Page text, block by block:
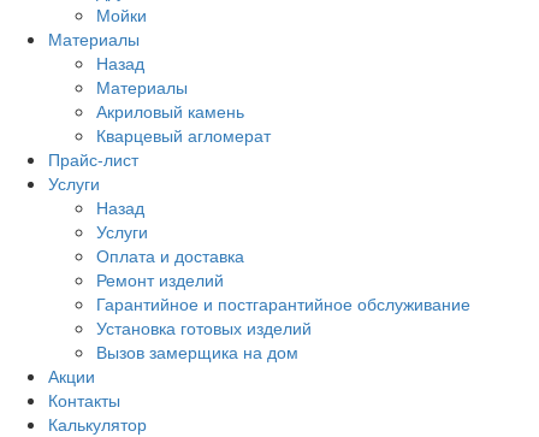
Мойки
Материалы
Назад
Материалы
Акриловый камень
Кварцевый агломерат
Прайс-лист
Услуги
Назад
Услуги
Оплата и доставка
Ремонт изделий
Гарантийное и постгарантийное обслуживание
Установка готовых изделий
Вызов замерщика на дом
Акции
Контакты
Калькулятор